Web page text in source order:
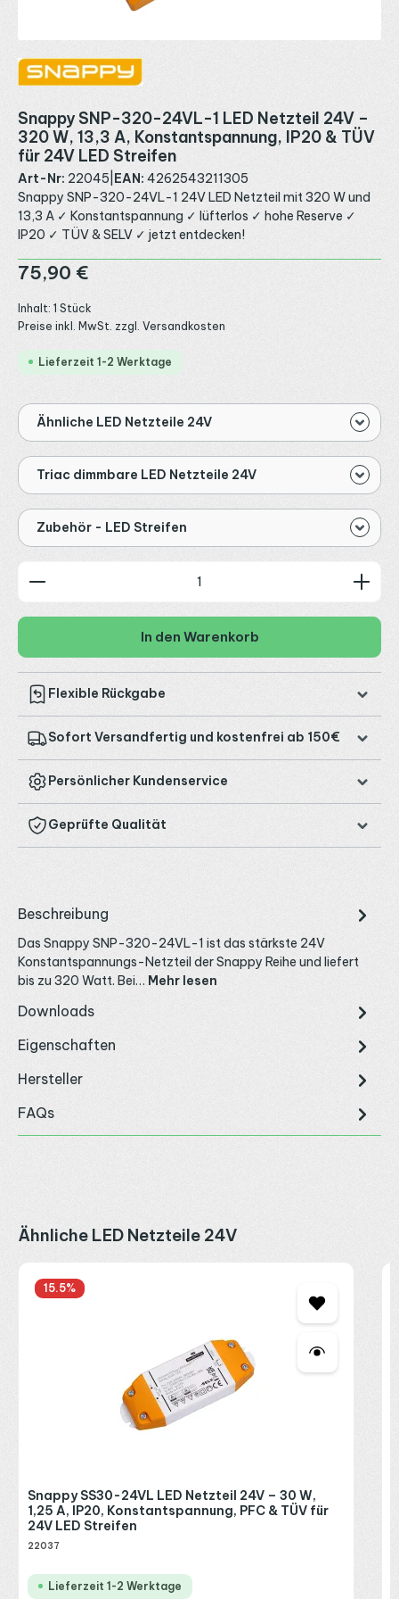
Snappy SNP-320-24VL-1 LED Netzteil 24V –
320 W, 13,3 A, Konstantspannung, IP20 & TÜV
für 24V LED Streifen
Art-Nr: 22045 EAN: 4262543211305
Snappy SNP-320-24VL-1 24V LED Netzteil mit 320 W und
13,3 A ✓ Konstantspannung ✓ lüfterlos ✓ hohe Reserve ✓
IP20 ✓ TÜV & SELV ✓ jetzt entdecken!
Regulärer Preis:
75,90 €
Inhalt: 1 Stück
Preise inkl. MwSt. zzgl. Versandkosten
Lieferzeit 1-2 Werktage
Ähnliche LED Netzteile 24V
Triac dimmbare LED Netzteile 24V
Zubehör - LED Streifen
Produkt Anzahl: Gib den gewünschten Wert ein
In den Warenkorb
Flexible Rückgabe
Sofort Versandfertig und kostenfrei ab 150€
Persönlicher Kundenservice
Geprüfte Qualität
Beschreibung
Das Snappy SNP-320-24VL-1 ist das stärkste 24V
Konstantspannungs-Netzteil der Snappy Reihe und liefert
bis zu 320 Watt. Bei… Mehr lesen
Downloads
Eigenschaften
Hersteller
FAQs
Produktgalerie überspringen
Ähnliche LED Netzteile 24V
15.5%
Snappy SS30-24VL LED Netzteil 24V – 30 W,
1,25 A, IP20, Konstantspannung, PFC & TÜV für
24V LED Streifen
22037
Lieferzeit 1-2 Werktage